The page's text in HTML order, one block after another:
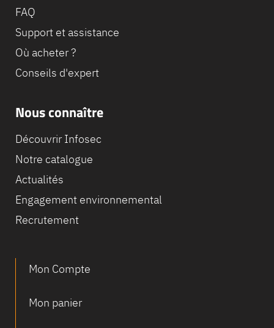
FAQ
Support et assistance
Où acheter ?
Conseils d'expert
Nous connaître
Découvrir Infosec
Notre catalogue
Actualités
Engagement environnemental
Recrutement
Mon Compte
Mon panier